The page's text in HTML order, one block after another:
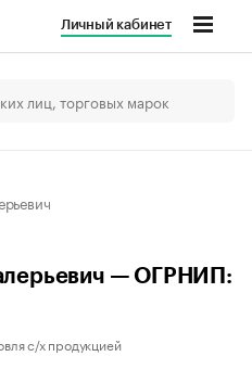
Личный кабинет
— ОГРНИП:
с/х продукцией